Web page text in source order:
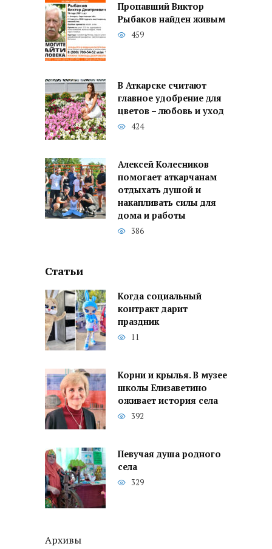
Пропавший Виктор
Рыбаков найден живым
459
В Аткарске считают
главное удобрение для
цветов – любовь и уход
424
Алексей Колесников
помогает аткарчанам
отдыхать душой и
накапливать силы для
дома и работы
386
Статьи
Когда социальный
контракт дарит
праздник
11
Корни и крылья. В музее
школы Елизаветино
оживает история села
392
Певучая душа родного
села
329
Архивы